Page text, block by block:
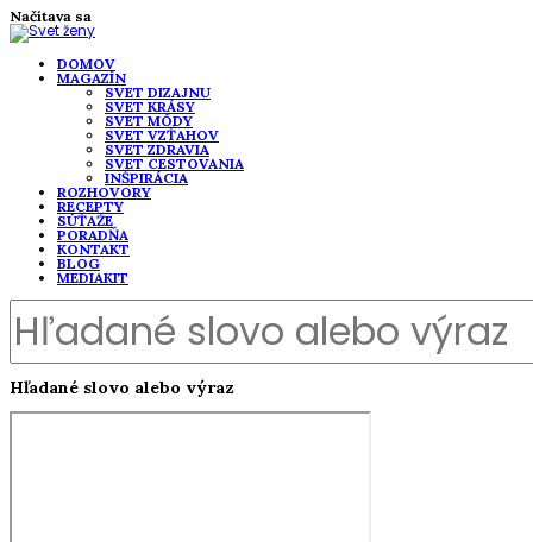
Načítava sa
DOMOV
MAGAZÍN
SVET DIZAJNU
SVET KRÁSY
SVET MÓDY
SVET VZŤAHOV
SVET ZDRAVIA
SVET CESTOVANIA
INŠPIRÁCIA
ROZHOVORY
RECEPTY
SÚŤAŽE
PORADŇA
KONTAKT
BLOG
MEDIAKIT
Hľadané slovo alebo výraz